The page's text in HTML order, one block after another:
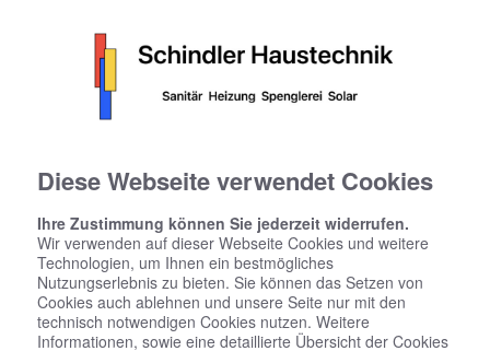
Diese Webseite verwendet Cookies
Ihre Zustimmung können Sie jederzeit widerrufen.
Wir verwenden auf dieser Webseite Cookies und weitere
Technologien, um Ihnen ein bestmögliches
Nutzungserlebnis zu bieten. Sie können das Setzen von
Cookies auch ablehnen und unsere Seite nur mit den
technisch notwendigen Cookies nutzen. Weitere
Informationen, sowie eine detaillierte Übersicht der Cookies